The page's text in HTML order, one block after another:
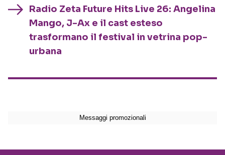
Radio Zeta Future Hits Live 26: Angelina
Mango, J-Ax e il cast esteso
trasformano il festival in vetrina pop-
urbana